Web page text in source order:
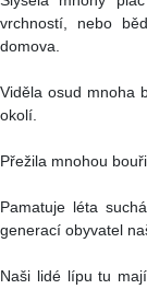
vrchností, nebo
domova.
Viděla osud mnoha
okolí.
Přežila mnohou
Pamatuje léta
generací obyvatel
Naši lidé lípu tu